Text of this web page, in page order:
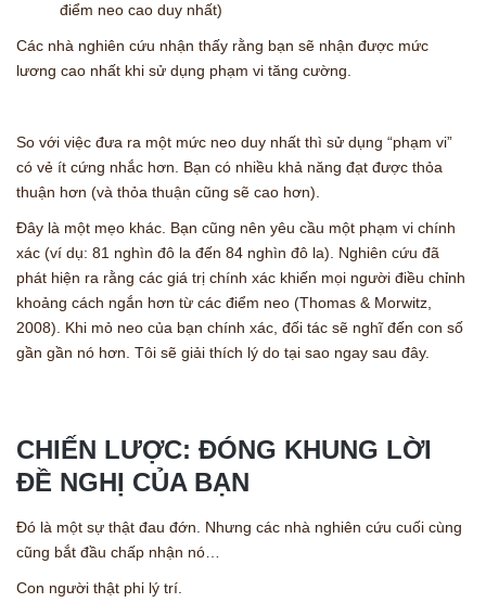
điểm neo cao duy nhất)
Các nhà nghiên cứu nhận thấy rằng bạn sẽ nhận được mức
lương cao nhất khi sử dụng phạm vi tăng cường.
So với việc đưa ra một mức neo duy nhất thì sử dụng “phạm vi”
có vẻ ít cứng nhắc hơn. Bạn có nhiều khả năng đạt được thỏa
thuận hơn (và thỏa thuận cũng sẽ cao hơn).
Đây là một mẹo khác. Bạn cũng nên yêu cầu một phạm vi chính
xác (ví dụ: 81 nghìn đô la đến 84 nghìn đô la). Nghiên cứu đã
phát hiện ra rằng các giá trị chính xác khiến mọi người điều chỉnh
khoảng cách ngắn hơn từ các điểm neo (Thomas & Morwitz,
2008). Khi mỏ neo của bạn chính xác, đối tác sẽ nghĩ đến con số
gần gần nó hơn. Tôi sẽ giải thích lý do tại sao ngay sau đây.
CHIẾN LƯỢC: ĐÓNG KHUNG LỜI
ĐỀ NGHỊ CỦA BẠN
Đó là một sự thật đau đớn. Nhưng các nhà nghiên cứu cuối cùng
cũng bắt đầu chấp nhận nó…
Con người thật phi lý trí.